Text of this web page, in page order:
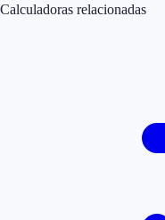
Calculadoras relacionadas